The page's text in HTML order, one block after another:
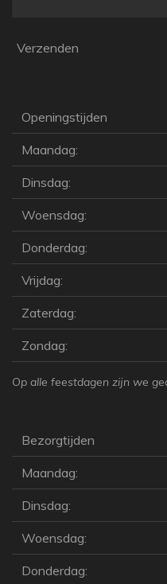
Verzenden
Openingstijden
Maandag:
Dinsdag:
Woensdag:
Donderdag:
Vrijdag:
Zaterdag:
Zondag:
Op alle feestdagen zijn we
Bezorgtijden
Maandag:
Dinsdag:
Woensdag:
Donderdag: